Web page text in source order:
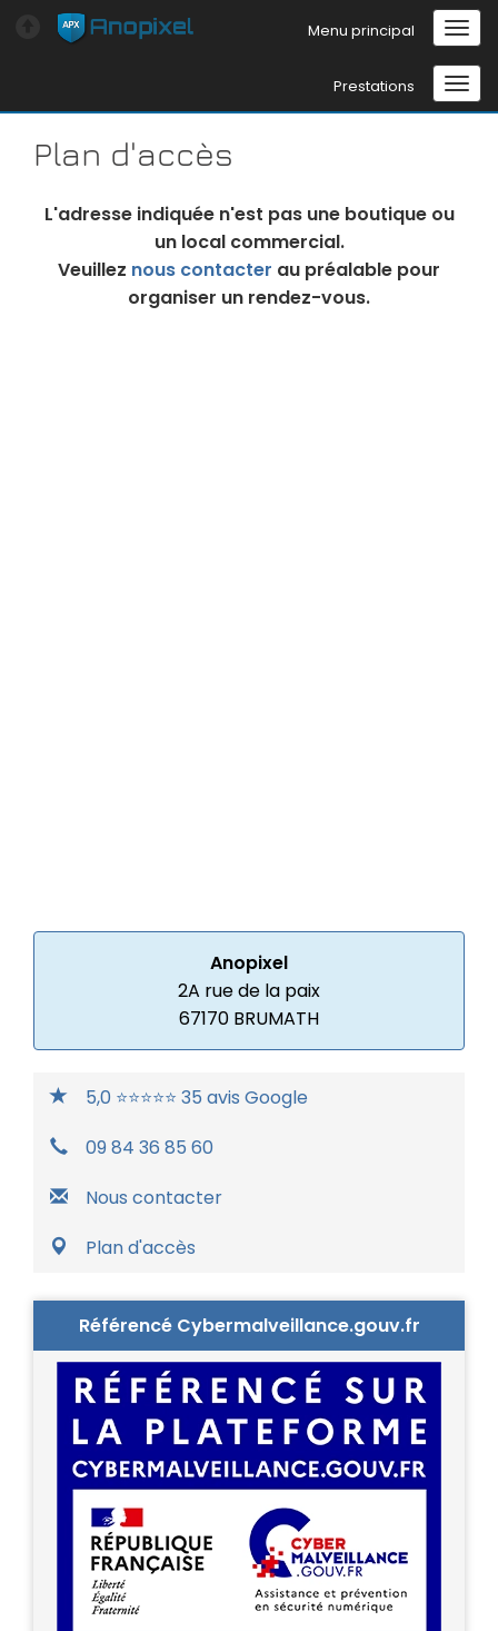
Menu principal
Prestations
Plan d'accès
L'adresse indiquée n'est pas une boutique ou
un local commercial.
Veuillez nous contacter au préalable pour
organiser un rendez-vous.
Anopixel
2A rue de la paix
67170 BRUMATH
5,0 ⭐⭐⭐⭐⭐ 35 avis Google
09 84 36 85 60
Nous contacter
Plan d'accès
Référencé Cybermalveillance.gouv.fr